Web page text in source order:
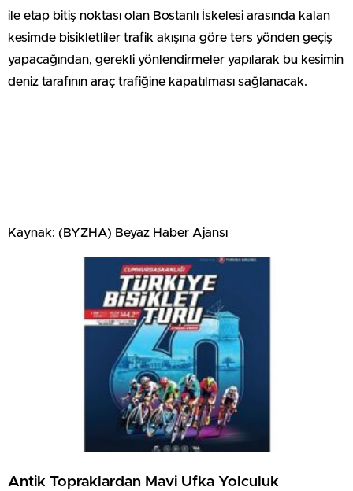
ile etap bitiş noktası olan Bostanlı İskelesi arasında kalan
kesimde bisikletliler trafik akışına göre ters yönden geçiş
yapacağından, gerekli yönlendirmeler yapılarak bu kesimin
deniz tarafının araç trafiğine kapatılması sağlanacak.
Kaynak: (BYZHA) Beyaz Haber Ajansı
Antik Topraklardan Mavi Ufka Yolculuk